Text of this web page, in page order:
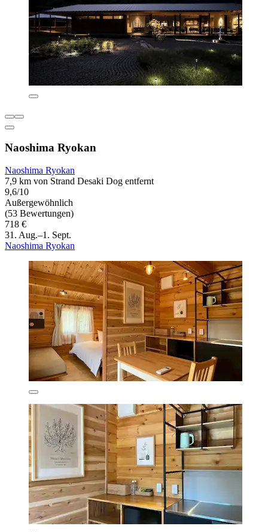
Naoshima Ryokan
Naoshima Ryokan
7,9 km von Strand Desaki Dog entfernt
9,6/10
Außergewöhnlich
(53 Bewertungen)
718 €
31. Aug.–1. Sept.
Naoshima Ryokan